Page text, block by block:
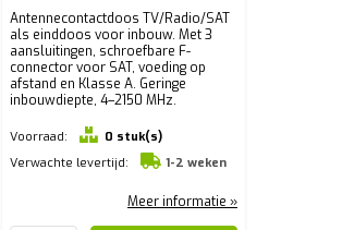
Antennecontactdoos TV/Radio/SAT
als einddoos voor inbouw. Met 3
aansluitingen, schroefbare F-
connector voor SAT, voeding op
afstand en Klasse A. Geringe
inbouwdiepte, 4–2150 MHz.
Voorraad:
0 stuk(s)
Verwachte levertijd:
1-2 weken
Meer informatie »